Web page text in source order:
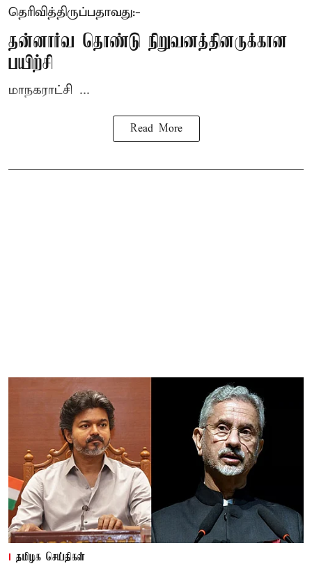
தெரிவித்திருப்பதாவது:-
தன்னார்வ தொண்டு நிறுவனத்தினருக்கான
பயிற்சி
மாநகராட்சி ...
Read More
தமிழக செய்திகள்